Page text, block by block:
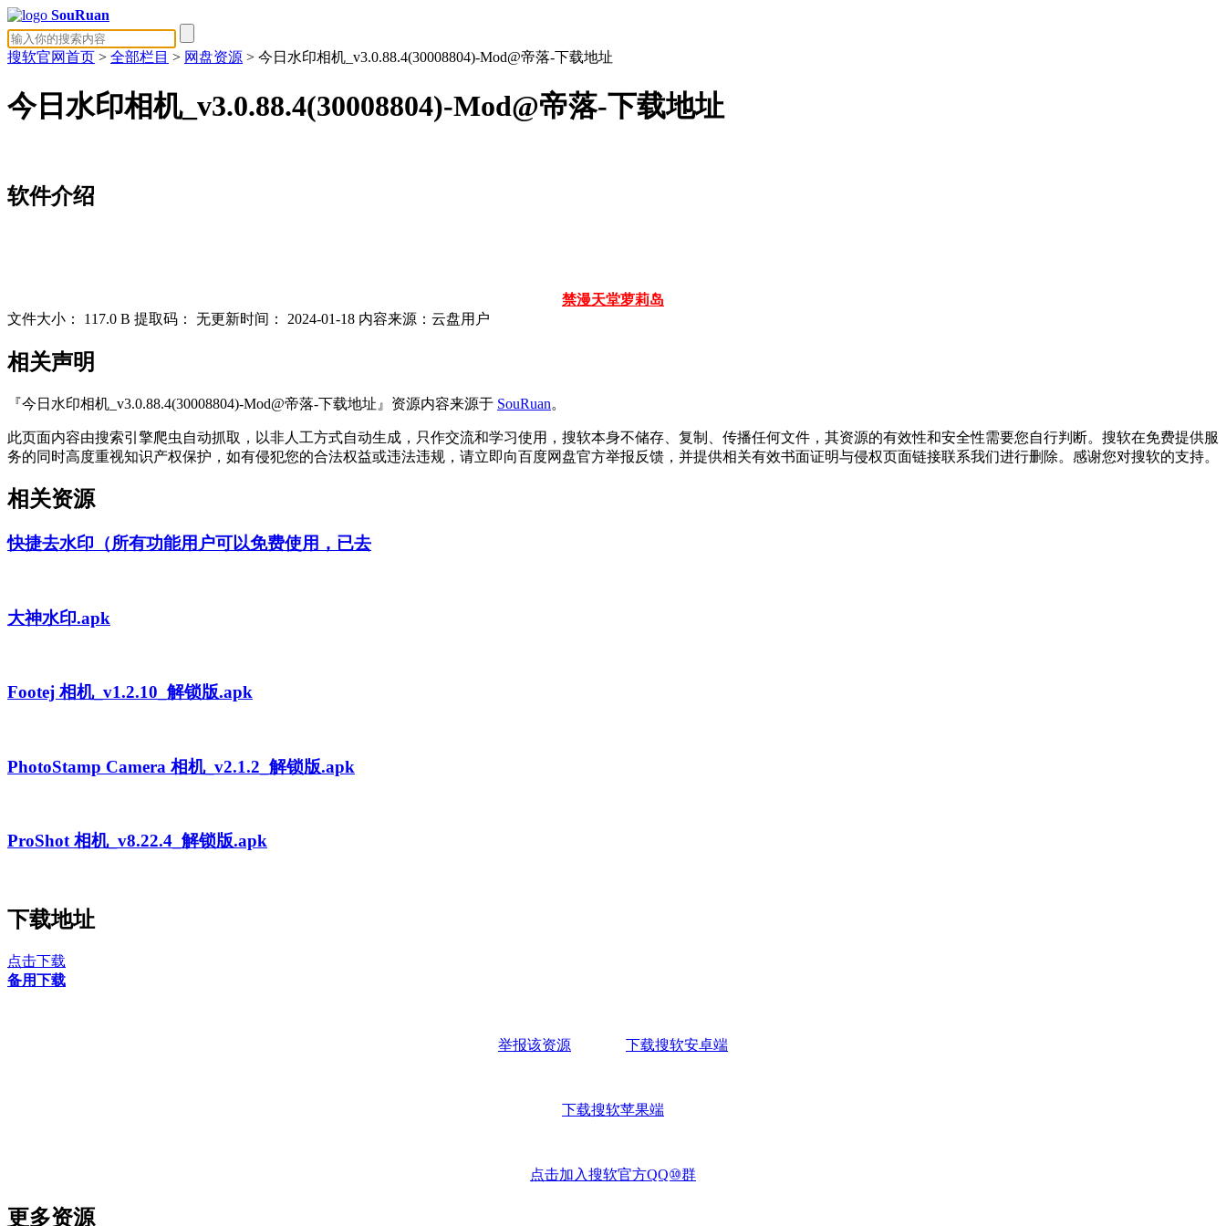
SouRuan
搜软官网首页 > 全部栏目 > 网盘资源 > 今日水印相机_v3.0.88.4(30008804)-Mod@帝落-下载地址
今日水印相机_v3.0.88.4(30008804)-Mod@帝落-下载地址
软件介绍
禁漫天堂萝莉岛
文件大小：
117.0 B 提取码： 无更新时间： 2024-01-18 内容来源：云盘用户
相关声明
『今日水印相机_v3.0.88.4(30008804)-Mod@帝落-下载地址』资源内容来源于 SouRuan。
此页面内容由搜索引擎爬虫自动抓取，以非人工方式自动生成，只作交流和学习使用，搜软本身不储存、复制、传播任何文件，其资源的有效性和安全性需要您自行判断。搜软在免费提供服
务的同时高度重视知识产权保护，如有侵犯您的合法权益或违法违规，请立即向百度网盘官方举报反馈，并提供相关有效书面证明与侵权页面链接联系我们进行删除。感谢您对搜软的支持。
相关资源
快捷去水印（所有功能用户可以免费使用，已去
大神水印.apk
Footej 相机_v1.2.10_解锁版.apk
PhotoStamp Camera 相机_v2.1.2_解锁版.apk
ProShot 相机_v8.22.4_解锁版.apk
下载地址
点击下载
备用下载
举报该资源 下载搜软安卓端
下载搜软苹果端
点击加入搜软官方QQ⑩群
更多资源